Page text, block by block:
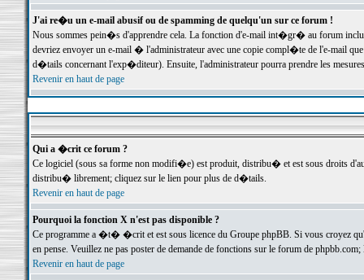
J'ai re�u un e-mail abusif ou de spamming de quelqu'un sur ce forum !
Nous sommes pein�s d'apprendre cela. La fonction d'e-mail int�gr� au forum inclut
devriez envoyer un e-mail � l'administrateur avec une copie compl�te de l'e-mail
d�tails concernant l'exp�diteur). Ensuite, l'administrateur pourra prendre les
Revenir en haut de page
Qui a �crit ce forum ?
Ce logiciel (sous sa forme non modifi�e) est produit, distribu� et est sous droits
distribu� librement; cliquez sur le lien pour plus de d�tails.
Revenir en haut de page
Pourquoi la fonction X n'est pas disponible ?
Ce programme a �t� �crit et est sous licence du Groupe phpBB. Si vous croyez
en pense. Veuillez ne pas poster de demande de fonctions sur le forum de
Revenir en haut de page